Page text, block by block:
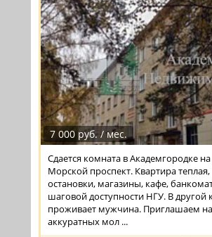
7 000 руб. / мес.
Сдается комната в Академгородке
Морской проспект. Квартира
остановки, магазины, кафе,
шаговой доступности НГУ. В другой
проживает мужчина. Приглашаем
аккуратных мол ...